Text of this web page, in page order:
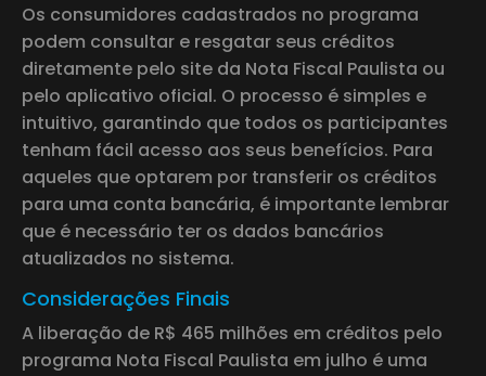
Os consumidores cadastrados no programa
podem consultar e resgatar seus créditos
diretamente pelo site da Nota Fiscal Paulista ou
pelo aplicativo oficial. O processo é simples e
intuitivo, garantindo que todos os participantes
tenham fácil acesso aos seus benefícios. Para
aqueles que optarem por transferir os créditos
para uma conta bancária, é importante lembrar
que é necessário ter os dados bancários
atualizados no sistema.
Considerações Finais
A liberação de R$ 465 milhões em créditos pelo
programa Nota Fiscal Paulista em julho é uma